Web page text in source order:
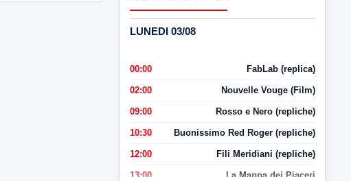
LUNEDI 03/08
00:00 FabLab (replica)
02:00 Nouvelle Vouge (Film)
09:00 Rosso e Nero (repliche)
10:30 Buonissimo Red Roger (repliche)
12:00 Fili Meridiani (repliche)
13:00 La Mappa dei Piaceri